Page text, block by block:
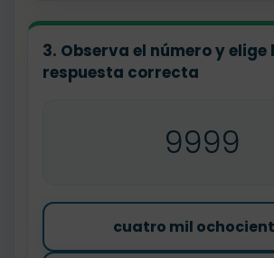
3. Observa el número y elige
respuesta correcta
9999
cuatro mil